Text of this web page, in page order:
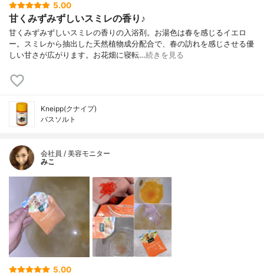
黄5、水、トリ(カプリル酸/カプリン酸)グリ
セリル
5.00
甘くみずみずしいスミレの香り♪
甘くみずみずしいスミレの香りの入浴剤。お湯色は春を感じるイエロ
ー。スミレから抽出した天然植物成分配合で、春の訪れを感じさせる優
しい甘さが広がります。お花畑に寝転…続きを見る
Kneipp(クナイプ)
バスソルト
会社員 / 美容モニター
みこ
5.00